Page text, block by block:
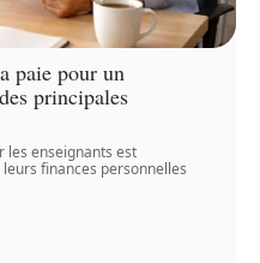
paie pour un
principales
les enseignants est
finances personnelles